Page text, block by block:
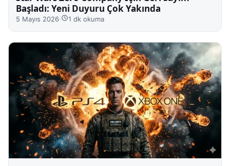
Başladı: Yeni Duyuru Çok Yakında
5 Mayıs 2026· 1 dk okuma